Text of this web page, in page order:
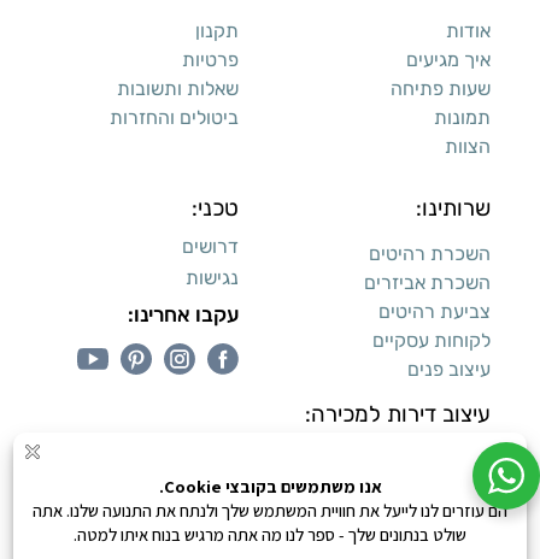
אודות
איך מגיעים
שעות פתיחה
תמונות
הצוות
תקנון
פרטיות
שאלות ותשובות
ביטולים והחזרות
שרותינו:
השכרת רהיטים
השכרת אביזרים
צביעת רהיטים
לקוחות עסקיים
עיצוב פנים
עיצוב דירות למכירה:
טכני:
דרושים
נגישות
עקבו אחרינו:
קנייה מאובטחת 0